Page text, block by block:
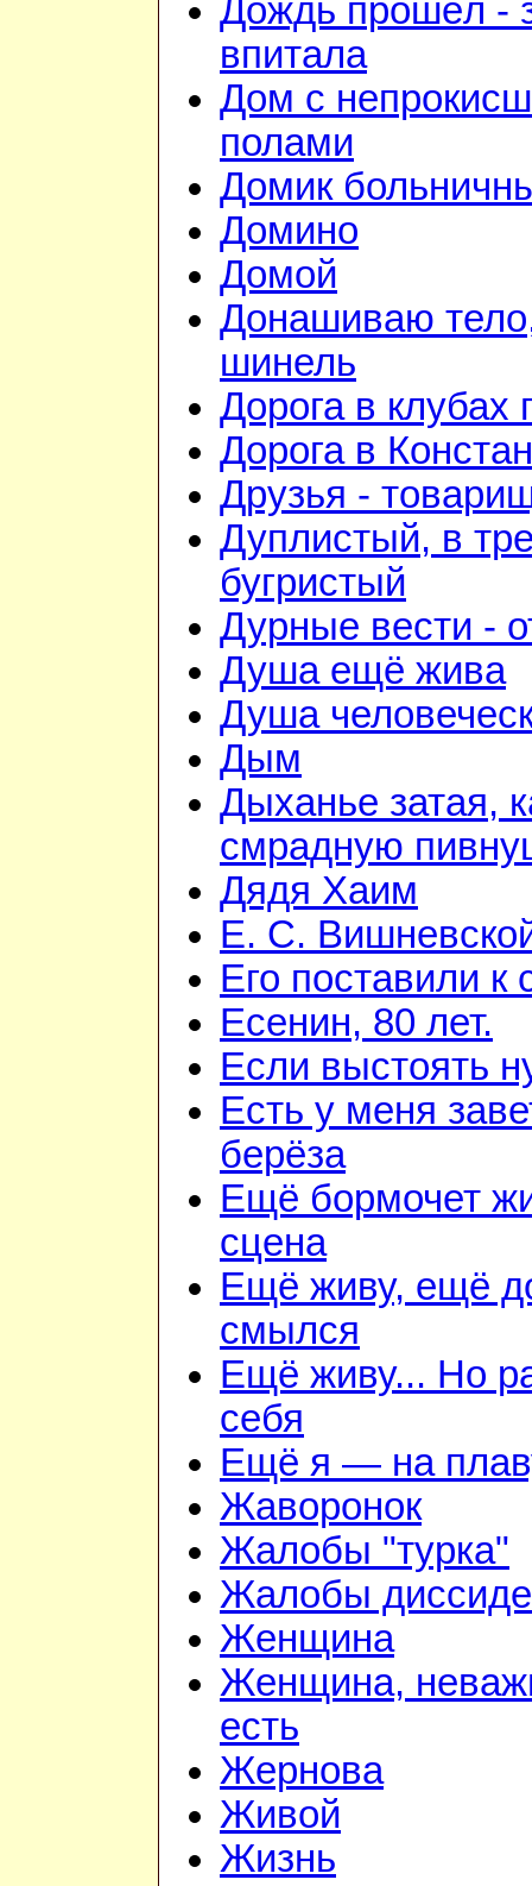
Дождь прошёл -
впитала
Дом с
полами
Домик
Домино
Домой
Донашиваю
шинель
Дорога в клубах
Дорога в
Друзья -
Дуплистый, в
бугристый
Дурные вести -
Душа ещё жива
Душа
Дым
Дыханье затая,
смрадную
Дядя Хаим
Е. С.
Его поставили к
Есенин, 80 лет.
Если выстоять
Есть у меня
берёза
Ещё бормочет
сцена
Ещё живу, ещё
смылся
Ещё живу... Но
себя
Ещё я — на
Жаворонок
Жалобы "турка"
Жалобы
Женщина
Женщина,
есть
Жернова
Живой
Жизнь